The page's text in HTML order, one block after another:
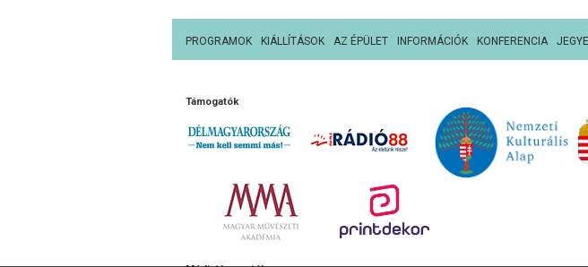
PROGRAMOK KIÁLLÍTÁSOK AZ ÉPÜLET INFORMÁCIÓK KONFERENCIA
Támogatók